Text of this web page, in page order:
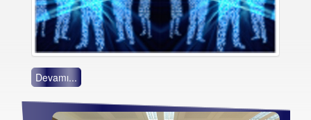
Devamı...